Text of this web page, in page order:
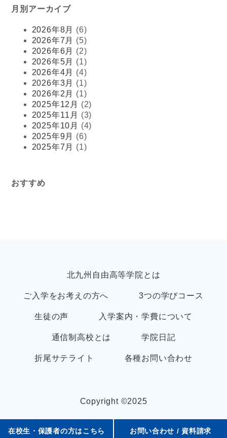
在校生・保護者の方はこちら お問い合わせ / 資料請求
月別アーカイブ
2026年8月
(6)
2026年7月
(5)
2026年6月
(2)
2026年5月
(1)
2026年4月
(4)
2026年3月
(1)
2026年2月
(1)
2025年12月
(2)
2025年11月
(3)
2025年10月
(4)
2025年9月
(6)
2025年7月
(1)
おすすめ
北九州自由高等学院とは
ご入学をお考えの方へ 3つの学びコース
生徒の声 入学案内・学費について
通信制高校とは 学院日記
折尾サテライト 各種お問い合わせ
Copyright ©︎2025